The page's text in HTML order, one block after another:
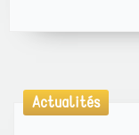
Actualités